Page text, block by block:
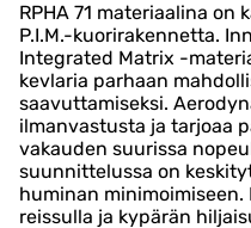
RPHA 71 materiaalina
P.I.M.-kuorirakennetta.
Integrated Matrix -
kevlaria parhaan
saavuttamiseksi.
ilmanvastusta ja tarjoaa
vakauden suurissa
suunnittelussa on
huminan minimoimiseen.
reissulla ja kypärän